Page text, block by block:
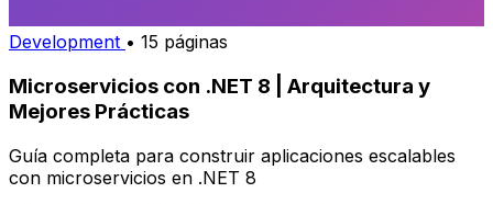
Development • 15 páginas
Microservicios con .NET 8 | Arquitectura y
Mejores Prácticas
Guía completa para construir aplicaciones escalables
con microservicios en .NET 8